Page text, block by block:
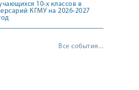
10-х классов в
КГМУ на 2026-2027
Все события...